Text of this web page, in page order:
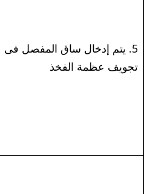
5. يتم إدخال ساق المفصل فى
تجويف عظمة الفخذ